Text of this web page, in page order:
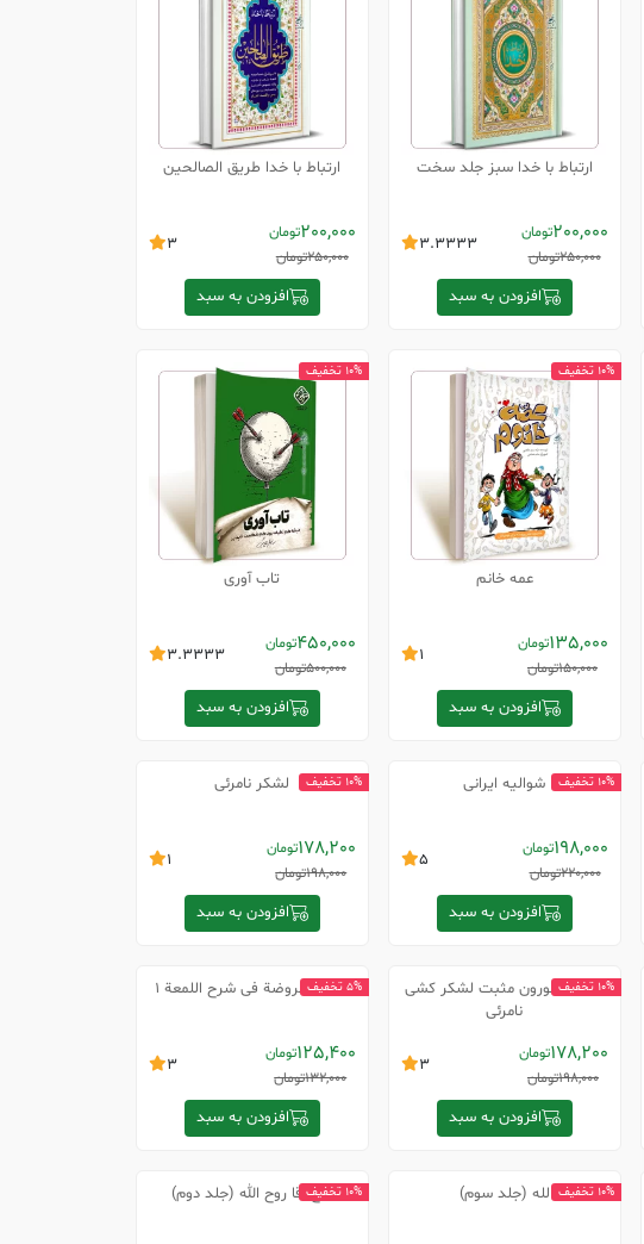
ارتباط با خدا سبز جلد سخت
200,000تومان
250,000تومان
3.3333
افزودن به سبد
ارتباط با خدا طریق الصالحین
200,000تومان
250,000تومان
3
افزودن به سبد
عمه خانم
135,000تومان
150,000تومان
1
افزودن به سبد
10% تخفیف
تاب آوری
450,000تومان
500,000تومان
3.3333
افزودن به سبد
10% تخفیف
شوالیه ایرانی
198,000تومان
220,000تومان
5
افزودن به سبد
10% تخفیف لشکر نامرئی
178,200تومان
198,000تومان
1
افزودن به سبد
10% تخفیف
عملیات نورون مثبت لشکر کشی
نامرئی
178,200تومان
198,000تومان
3
افزودن به سبد
10% تخفیف تحریر الروضة فی شرح اللمعة 1
125,400تومان
132,000تومان
3
افزودن به سبد
5% تخفیف
لله (جلد سوم) 10% تخفیف حاج آقا روح الله (جلد دوم) 10% تخفیف